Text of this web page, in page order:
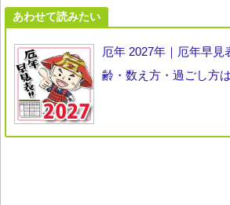
あわせて読みたい
厄年 2027年｜厄年早見
齢・数え方・過ごし方